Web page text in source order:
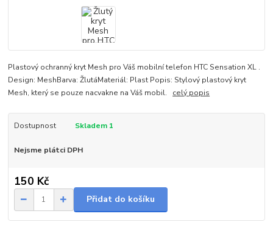
Plastový ochranný kryt Mesh pro Váš mobilní telefon HTC Sensation XL .
Design: MeshBarva: ŽlutáMateriál: Plast Popis: Stylový plastový kryt
Mesh, který se pouze nacvakne na Váš mobil. celý popis
Dostupnost Skladem 1
Nejsme plátci DPH
150 Kč
Přidat do košíku